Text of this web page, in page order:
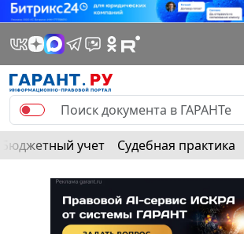
Бюджетный учет Судебная практика